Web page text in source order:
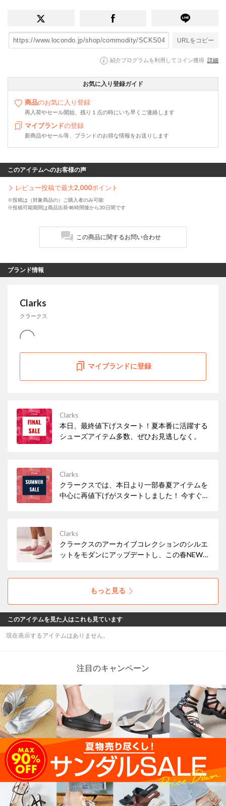
URLをコピー
紹介プログラムを利用してコイン獲得 詳細
お気に入り登録ガイド
商品のお気に入り登録
再入荷やセール開始、残り１点の時にいち早くご連絡します
マイブランドの登録
新商品やセール等、ブランドのお得な情報をお送りします
このアイテムへのお客様の声
レビュー投稿で最大2,000ポイント
※投稿は（対象商品の）ご購入者のみ可能
※投稿可能期間は商品出荷48時間後から30日間です
この商品に関するお問い合わせ
ブランド情報
Clarks
クラークス
マイブランドに登録
Clarks
本日、最終値下げスタート！夏本番に活躍する
シューズアイテム多数、ぜひお見逃しなく。
Clarks
クラークスでは、本日より一部春夏アイテムを
中心に再値下げがスタートしました！ 今すぐ履
Clarks
クラークスのアーカイブコレクションのシルエ
ットをモダンにアップデートし、この春NEW
量の厚底ソールで気分もUP！
もっと見る
このアイテムを見た人はこれも見ています
現在表示するアイテムはありません。
注目のキャンペーン